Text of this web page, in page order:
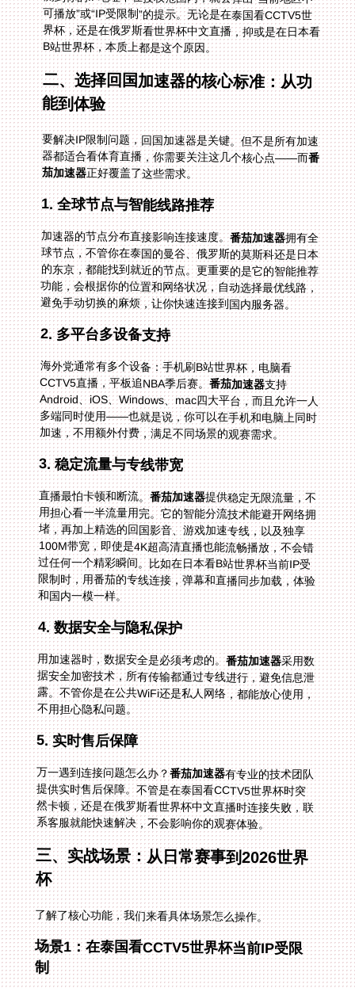
B站世界杯，本质上都是这个原因。
二、选择回国加速器的核心标准：从功
能到体验
要解决IP限制问题，回国加速器是关键。但不是所有加速
器都适合看体育直播，你需要关注这几个核心点——而番
茄加速器正好覆盖了这些需求。
1. 全球节点与智能线路推荐
加速器的节点分布直接影响连接速度。番茄加速器拥有全
球节点，不管你在泰国的曼谷、俄罗斯的莫斯科还是日本
的东京，都能找到就近的节点。更重要的是它的智能推荐
功能，会根据你的位置和网络状况，自动选择最优线路，
避免手动切换的麻烦，让你快速连接到国内服务器。
2. 多平台多设备支持
海外党通常有多个设备：手机刷B站世界杯，电脑看
CCTV5直播，平板追NBA季后赛。番茄加速器支持
Android、iOS、Windows、mac四大平台，而且允许一人
多端同时使用——也就是说，你可以在手机和电脑上同时
加速，不用额外付费，满足不同场景的观赛需求。
3. 稳定流量与专线带宽
直播最怕卡顿和断流。番茄加速器提供稳定无限流量，不
用担心看一半流量用完。它的智能分流技术能避开网络拥
堵，再加上精选的回国影音、游戏加速专线，以及独享
100M带宽，即使是4K超高清直播也能流畅播放，不会错
过任何一个精彩瞬间。比如在日本看B站世界杯当前IP受
限制时，用番茄的专线连接，弹幕和直播同步加载，体验
和国内一模一样。
4. 数据安全与隐私保护
用加速器时，数据安全是必须考虑的。番茄加速器采用数
据安全加密技术，所有传输都通过专线进行，避免信息泄
露。不管你是在公共WiFi还是私人网络，都能放心使用，
不用担心隐私问题。
5. 实时售后保障
万一遇到连接问题怎么办？番茄加速器有专业的技术团队
提供实时售后保障。不管是在泰国看CCTV5世界杯时突
然卡顿，还是在俄罗斯看世界杯中文直播时连接失败，联
系客服就能快速解决，不会影响你的观赛体验。
三、实战场景：从日常赛事到2026世界
杯
了解了核心功能，我们来看具体场景怎么操作。
场景1：在泰国看CCTV5世界杯当前IP受限
制